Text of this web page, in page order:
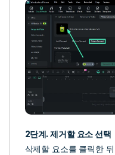
2단계. 제거할 요소 선택
삭제할 요소를 클릭한 뒤